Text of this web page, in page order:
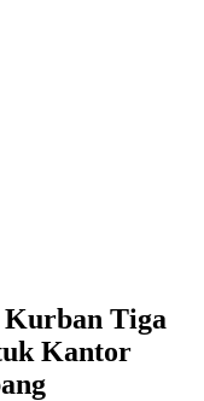
Kurban Tiga
Kantor